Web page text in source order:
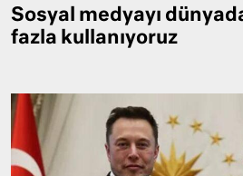
Sosyal medyayı
fazla kullanıyoruz